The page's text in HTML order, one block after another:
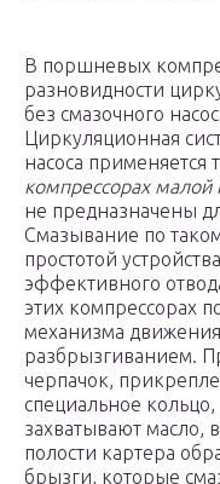
В поршневых
разновидности
без смазочного
Циркуляционная
насоса применяется
компрессорах малой
не предназначены
Смазывание по
простотой
эффективного
этих компрессорах
механизма
разбрызгиванием.
черпачок,
специальное
захватывают масло,
полости картера
брызги, которые